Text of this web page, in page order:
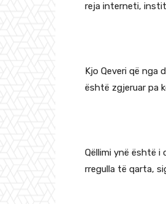
reja interneti,
Kjo Qeveri që nga
është zgjeruar pa
Qëllimi ynë është
rregulla të qarta,